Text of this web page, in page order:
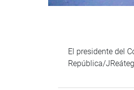
El presidente del
República/